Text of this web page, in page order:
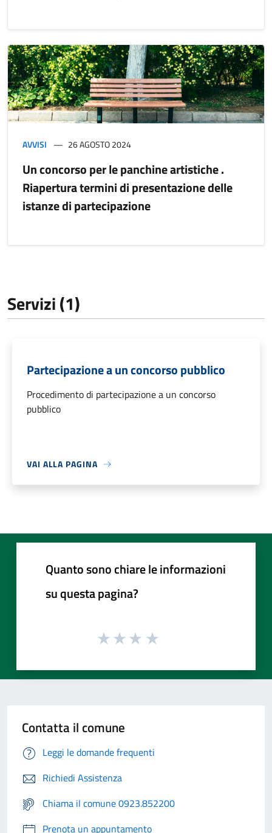
AVVISI 26 AGOSTO 2024
Un concorso per le panchine artistiche .
Riapertura termini di presentazione delle
istanze di partecipazione
Servizi (1)
Partecipazione a un concorso pubblico
Procedimento di partecipazione a un concorso
pubblico
VAI ALLA PAGINA
Quanto sono chiare le informazioni
su questa pagina?
Contatta il comune
Leggi le domande frequenti
Richiedi Assistenza
Chiama il comune 0923.852200
Prenota un appuntamento